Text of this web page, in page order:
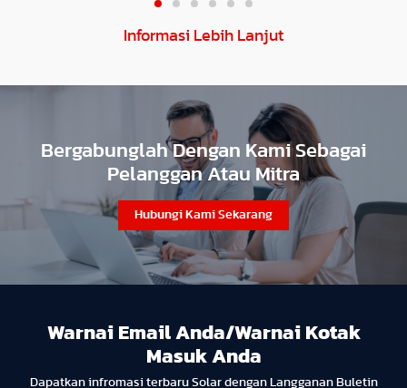
Informasi Lebih Lanjut
Bergabunglah Dengan Kami Sebagai
Pelanggan Atau Mitra
Hubungi Kami Sekarang
Warnai Email Anda/Warnai Kotak
Masuk Anda
Dapatkan infromasi terbaru Solar dengan Langganan Buletin